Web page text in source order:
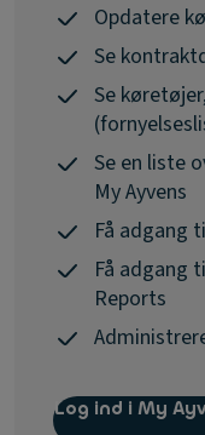
Opdatere
Se
Se
Se en liste
My Ayvens
Få adgang
Få adgang
Reports
Log ind i My